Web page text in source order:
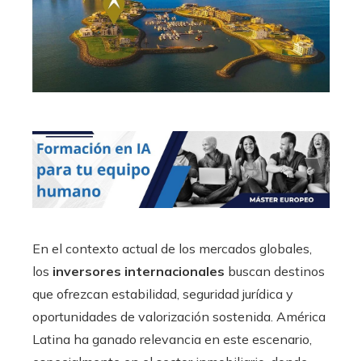
En el contexto actual de los mercados globales,
los inversores internacionales buscan destinos
que ofrezcan estabilidad, seguridad jurídica y
oportunidades de valorización sostenida. América
Latina ha ganado relevancia en este escenario,